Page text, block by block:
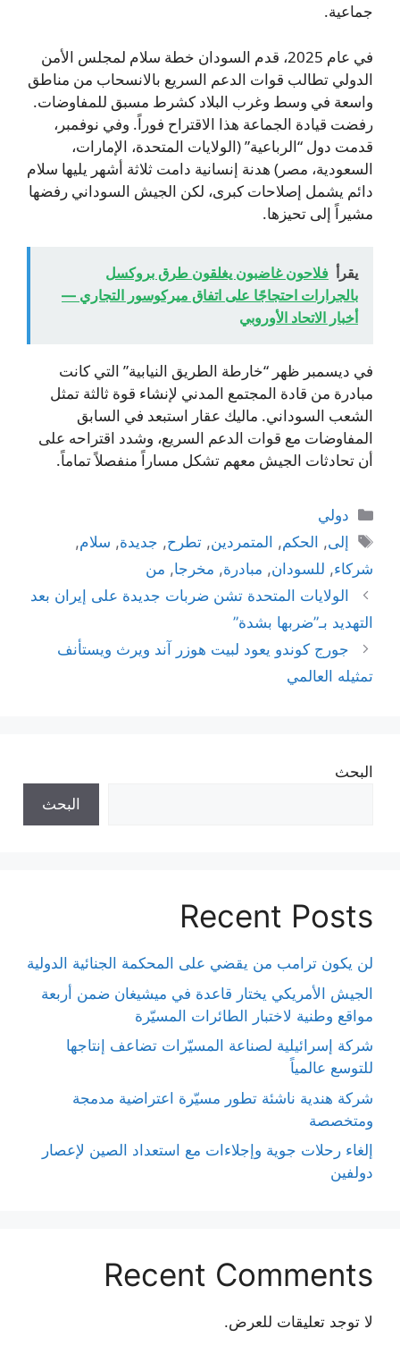
جماعية.
في عام 2025، قدم السودان خطة سلام لمجلس الأمن
الدولي تطالب قوات الدعم السريع بالانسحاب من مناطق
واسعة في وسط وغرب البلاد كشرط مسبق للمفاوضات.
رفضت قيادة الجماعة هذا الاقتراح فوراً. وفي نوفمبر،
قدمت دول “الرباعية” (الولايات المتحدة، الإمارات،
السعودية، مصر) هدنة إنسانية دامت ثلاثة أشهر يليها سلام
دائم يشمل إصلاحات كبرى، لكن الجيش السوداني رفضها
مشيراً إلى تحيزها.
يقرأ فلاحون غاضبون يغلقون طرق بروكسل
بالجرارات احتجاجًا على اتفاق ميركوسور التجاري —
أخبار الاتحاد الأوروبي
في ديسمبر ظهر “خارطة الطريق النيابية” التي كانت
مبادرة من قادة المجتمع المدني لإنشاء قوة ثالثة تمثل
الشعب السوداني. ماليك عقار استبعد في السابق
المفاوضات مع قوات الدعم السريع، وشدد اقتراحه على
أن تحادثات الجيش معهم تشكل مساراً منفصلاً تماماً.
التصنيفات
دولي
الوسوم
إلى, الحكم, المتمردين,تطرح, جديدة, سلام,
شركاء, للسودان, مبادرة, مخرجا, من
الولايات المتحدة تشن ضربات جديدة على إيران بعد
التهديد بـ”ضربها بشدة”
جورج كوندو يعود لبيت هوزر آند ويرث ويستأنف
تمثيله العالمي
البحث
البحث
Recent Posts
لن يكون ترامب من يقضي على المحكمة الجنائية الدولية
الجيش الأمريكي يختار قاعدة في ميشيغان ضمن أربعة
مواقع وطنية لاختبار الطائرات المسيّرة
شركة إسرائيلية لصناعة المسيّرات تضاعف إنتاجها
للتوسع عالمياً
شركة هندية ناشئة تطور مسيّرة اعتراضية مدمجة
ومتخصصة
إلغاء رحلات جوية وإجلاءات مع استعداد الصين لإعصار
دولفين
Recent Comments
لا توجد تعليقات للعرض.